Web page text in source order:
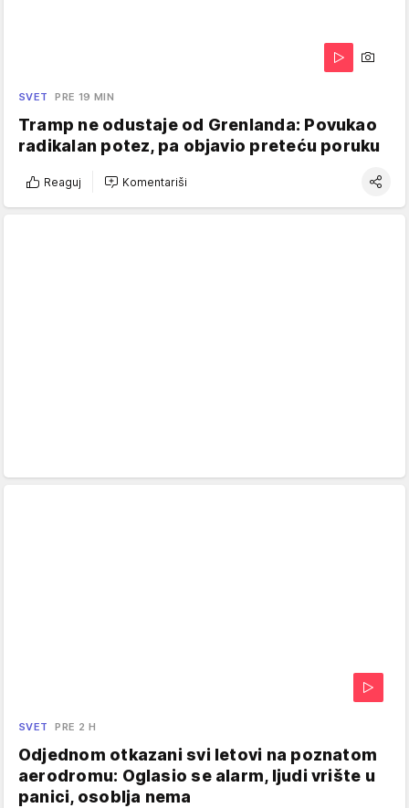
SVET PRE 19 MIN
Tramp ne odustaje od Grenlanda: Povukao
radikalan potez, pa objavio preteću poruku
Reaguj Komentariši
SVET PRE 2 H
Odjednom otkazani svi letovi na poznatom
aerodromu: Oglasio se alarm, ljudi vrište u
panici, osoblja nema